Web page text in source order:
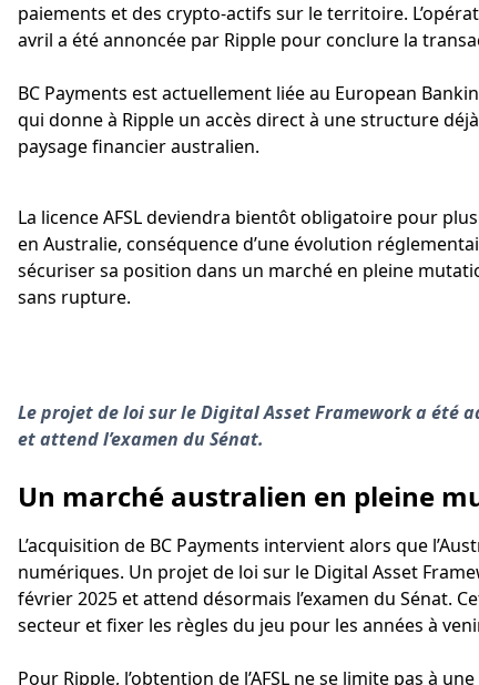
paiements et des crypto-actifs sur le territoire.
avril a été annoncée par Ripple pour conclure la
BC Payments est actuellement liée au European
qui donne à Ripple un accès direct à une structure
paysage financier australien.
La licence AFSL deviendra bientôt obligatoire pour
en Australie, conséquence d’une évolution
sécuriser sa position dans un marché en pleine
sans rupture.
Le projet de loi sur le Digital Asset Framework a été
et attend l’examen du Sénat.
Un marché australien en pleine
L’acquisition de BC Payments intervient alors que
numériques. Un projet de loi sur le Digital Asset
février 2025 et attend désormais l’examen du Sénat.
secteur et fixer les règles du jeu pour les années à
Pour Ripple, l’obtention de l’AFSL ne se limite pas à